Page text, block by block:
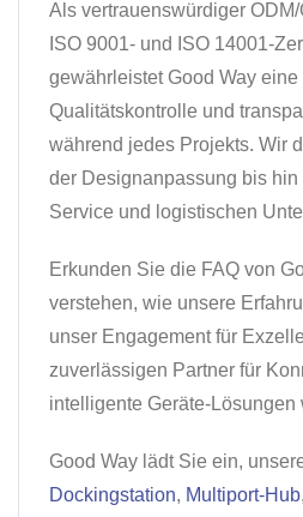
Als vertrauenswürdiger
ISO 9001- und ISO 14001-
gewährleistet Good Way eine
Qualitätskontrolle und
während jedes Projekts. Wir
der Designanpassung bis hin
Service und logistischen
Erkunden Sie die FAQ von
verstehen, wie unsere
unser Engagement für
zuverlässigen Partner für
intelligente Geräte-Lösungen
Good Way lädt Sie ein,
Dockingstation, Multiport-Hub,